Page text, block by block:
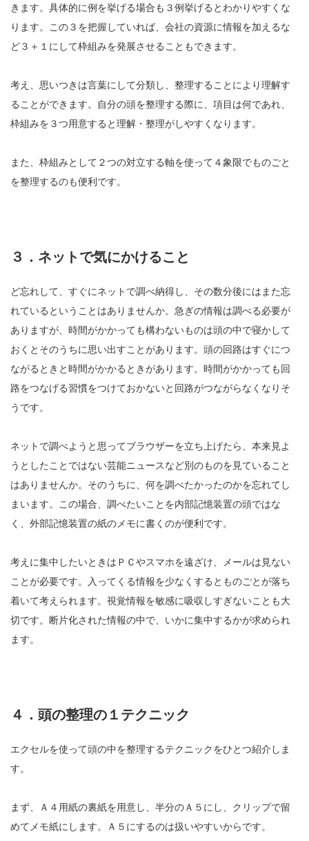
きます。具体的に例を挙げる場合も３例挙げるとわかりやすくな
ります。この３を把握していれば、会社の資源に情報を加えるな
ど３＋１にして枠組みを発展させることもできます。
考え、思いつきは言葉にして分類し、整理することにより理解す
ることができます。自分の頭を整理する際に、項目は何であれ、
枠組みを３つ用意すると理解・整理がしやすくなります。
また、枠組みとして２つの対立する軸を使って４象限でものごと
を整理するのも便利です。
３．ネットで気にかけること
ど忘れして、すぐにネットで調べ納得し、その数分後にはまた忘
れているということはありませんか。急ぎの情報は調べる必要が
ありますが、時間がかかっても構わないものは頭の中で寝かして
おくとそのうちに思い出すことがあります。頭の回路はすぐにつ
ながるときと時間がかかるときがあります。時間がかかっても回
路をつなげる習慣をつけておかないと回路がつながらなくなりそ
うです。
ネットで調べようと思ってブラウザーを立ち上げたら、本来見よ
うとしたことではない芸能ニュースなど別のものを見ていること
はありませんか。そのうちに、何を調べたかったのかを忘れてし
まいます。この場合、調べたいことを内部記憶装置の頭ではな
く、外部記憶装置の紙のメモに書くのが便利です。
考えに集中したいときはＰＣやスマホを遠ざけ、メールは見ない
ことが必要です。入ってくる情報を少なくするとものごとが落ち
着いて考えられます。視覚情報を敏感に吸収しすぎないことも大
切です。断片化された情報の中で、いかに集中するかが求められ
ます。
４．頭の整理の１テクニック
エクセルを使って頭の中を整理するテクニックをひとつ紹介しま
す。
まず、Ａ４用紙の裏紙を用意し、半分のＡ５にし、クリップで留
めてメモ紙にします。Ａ５にするのは扱いやすいからです。